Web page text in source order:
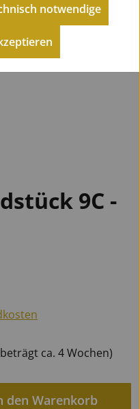
für Posaunen
9C -
ca. 4 Wochen)
gewünschten
den Warenkorb
notwendige